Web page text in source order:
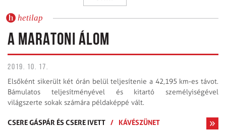
hetilap
A MARATONI ÁLOM
2019. 10. 17.
Elsőként sikerült két órán belül teljesítenie a 42,195 km-es távot.
Bámulatos teljesítményével és kitartó személyiségével
világszerte sokak számára példaképpé vált.
CSERE GÁSPÁR ÉS CSERE IVETT / KÁVÉSZÜNET